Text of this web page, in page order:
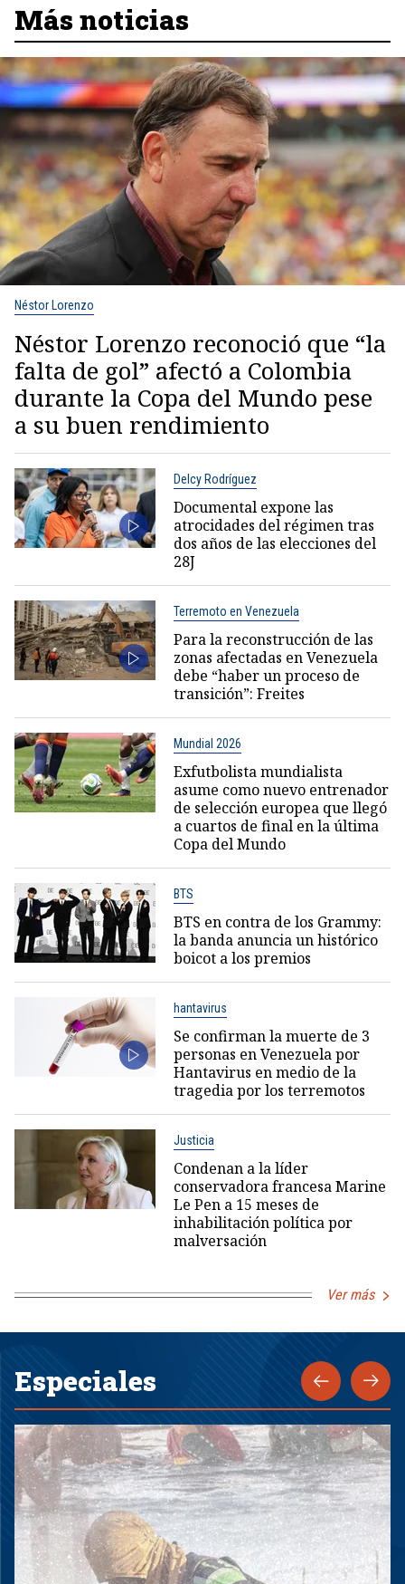
Más noticias
Néstor Lorenzo
Néstor Lorenzo reconoció que “la
falta de gol” afectó a Colombia
durante la Copa del Mundo pese
a su buen rendimiento
Delcy Rodríguez
Documental expone las
atrocidades del régimen tras
dos años de las elecciones del
28J
Terremoto en Venezuela
Para la reconstrucción de las
zonas afectadas en Venezuela
debe “haber un proceso de
transición”: Freites
Mundial 2026
Exfutbolista mundialista
asume como nuevo entrenador
de selección europea que llegó
a cuartos de final en la última
Copa del Mundo
BTS
BTS en contra de los Grammy:
la banda anuncia un histórico
boicot a los premios
hantavirus
Se confirman la muerte de 3
personas en Venezuela por
Hantavirus en medio de la
tragedia por los terremotos
Justicia
Condenan a la líder
conservadora francesa Marine
Le Pen a 15 meses de
inhabilitación política por
malversación
Ver más
Especiales